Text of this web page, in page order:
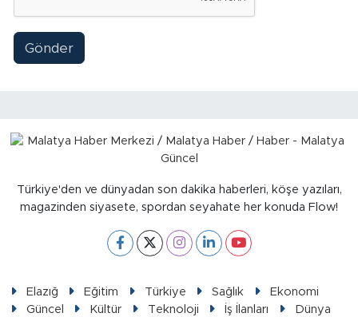
Gönder
Türkiye'den ve dünyadan son dakika haberleri, köşe yazıları,
magazinden siyasete, spordan seyahate her konuda Flow!
Elazığ Eğitim Türkiye Sağlık
Ekonomi
Güncel
Kültür Teknoloji İş İlanları Dünya